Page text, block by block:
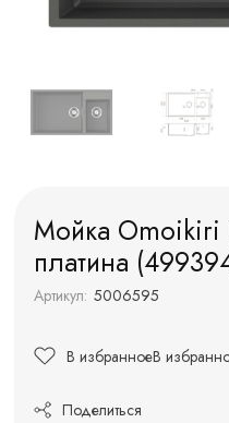
Мойка Omoikiri
платина
Артикул: 5006595
В избранноеВ
Поделиться